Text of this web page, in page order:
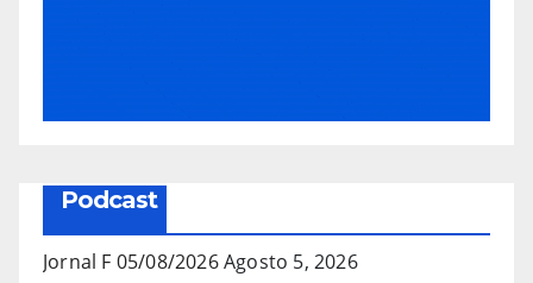
Podcast
Jornal F 05/08/2026Agosto 5, 2026